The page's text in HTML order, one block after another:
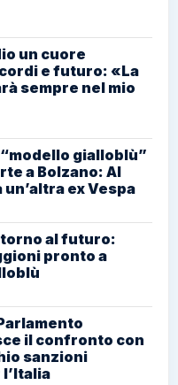
un cuore
e futuro: «La
sempre nel mio
gialloblù”
a Bolzano: Al
ex Vespa
al futuro:
pronto a
il confronto con
sanzioni